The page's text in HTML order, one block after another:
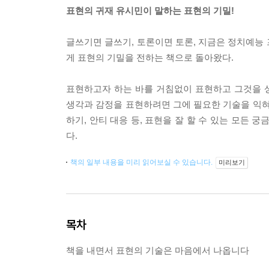
표현의 귀재 유시민이 말하는 표현의 기밀!
글쓰기면 글쓰기, 토론이면 토론, 지금은 정치예
게 표현의 기밀을 전하는 책으로 돌아왔다.
표현하고자 하는 바를 거침없이 표현하고 그것을
생각과 감정을 표현하려면 그에 필요한 기술을 익
하기, 안티 대응 등, 표현을 잘 할 수 있는 모든 궁
다.
책의 일부 내용을 미리 읽어보실 수 있습니다. 미리보기
목차
책을 내면서 표현의 기술은 마음에서 나옵니다